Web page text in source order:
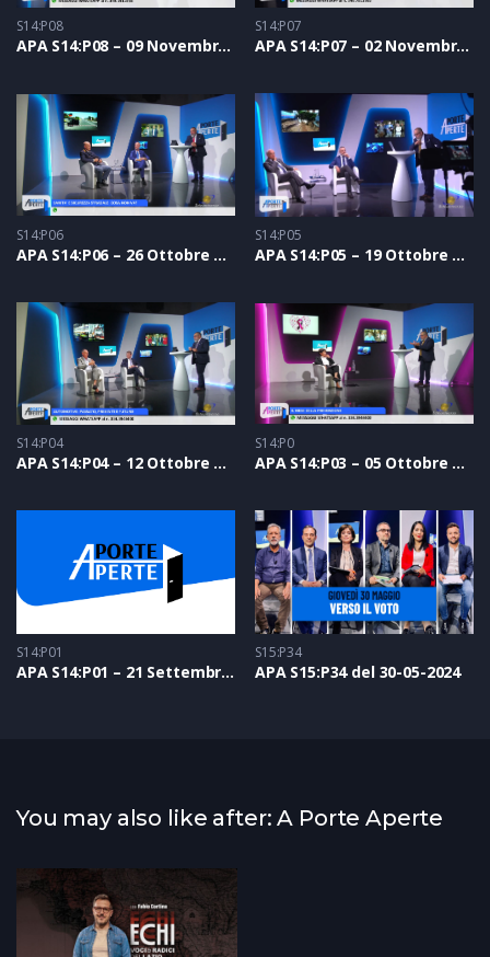
S14:P08
APA S14:P08 – 09 Novembre 2023
S14:P07
APA S14:P07 – 02 Novembre 2023
S14:P06
APA S14:P06 – 26 Ottobre 2023
S14:P05
APA S14:P05 – 19 Ottobre 2023
S14:P04
APA S14:P04 – 12 Ottobre 2023
S14:P0
APA S14:P03 – 05 Ottobre 2023
S14:P01
APA S14:P01 – 21 Settembre 2023
S15:P34
APA S15:P34 del 30-05-2024
You may also like after: A Porte Aperte